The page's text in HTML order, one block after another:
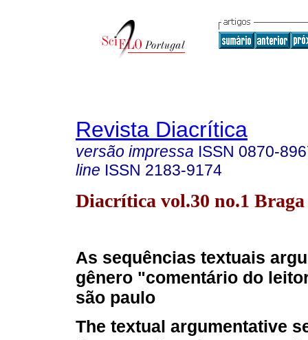
Revista Diacrítica
versão impressa ISSN 0870-
line ISSN 2183-9174
Diacrítica vol.30 no.1
As sequências textuais
gênero "comentário do
são paulo
The textual argumentative